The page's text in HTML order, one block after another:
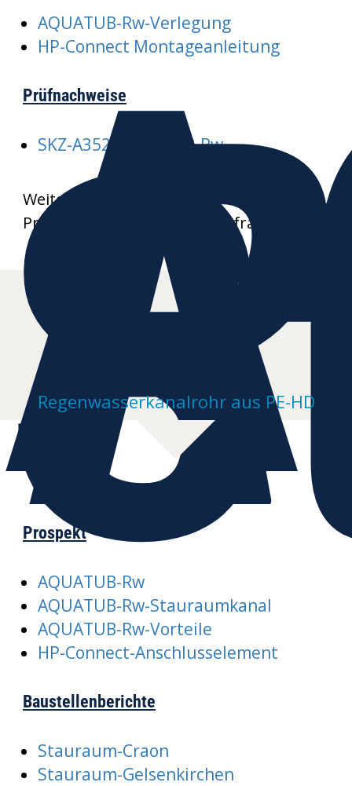
AQUATUB-Rw-Verlegung
HP-Connect Montageanleitung
Prüfnachweise
SKZ-A352-AQUATUB-Rw
Weitere Datenblätter und
Produktzeichnungen auf Anfrage
Regenwasserkanalrohr aus PE-HD
Prospekt
AQUATUB-Rw
AQUATUB-Rw-Stauraumkanal
AQUATUB-Rw-Vorteile
HP-Connect-Anschlusselement
Baustellenberichte
Stauraum-Craon
Stauraum-Gelsenkirchen